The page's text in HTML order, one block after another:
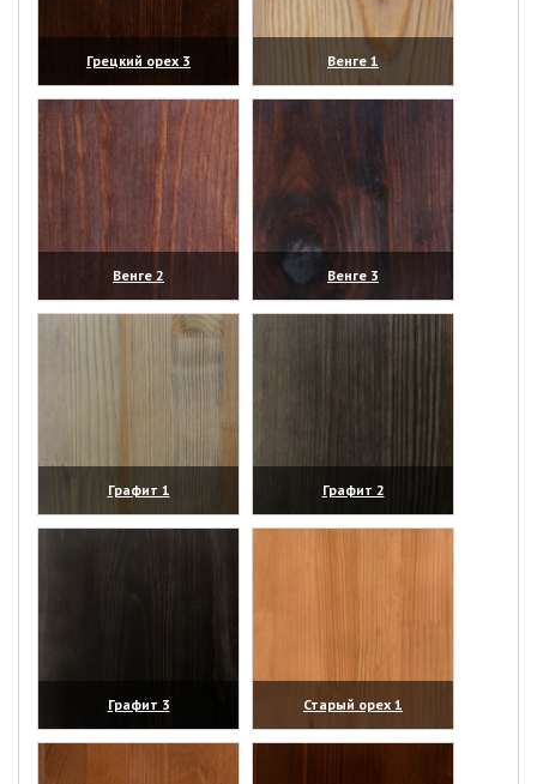
Грецкий орех 3
(увеличить)
Венге 1
(увеличить)
Венге 2
(увеличить)
Венге 3
(увеличить)
Графит 1
(увеличить)
Графит 2
(увеличить)
Графит 3
(увеличить)
Старый орех 1
(увеличить)